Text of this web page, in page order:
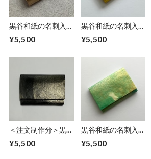
黒谷和紙の名刺入れ
¥5,500
黒谷和紙の名刺入れ
¥5,500
＜注文制作分＞黒谷
曜】No.4
¥5,500
黒谷和紙の名刺入れ
¥5,500